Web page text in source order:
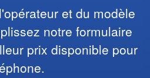
et du modèle
notre formulaire
prix disponible pour